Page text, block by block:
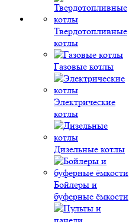
Твердотопливные
котлы
Газовые котлы
Электрические
котлы
Дизельные котлы
Бойлеры и
буферные ёмкости